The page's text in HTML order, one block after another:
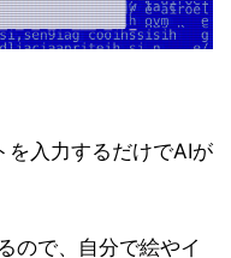
を入力するだけでAIが
ので、自分で絵やイ